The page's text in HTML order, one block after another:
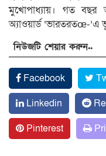
মুখোপাধ্যায়। গত বছর
অ্যাওয়ার্ড ‘ভারতরতœ-’এ
নিউজটি শেয়ার করুন..
Facebook
Linkedin
Pinterest